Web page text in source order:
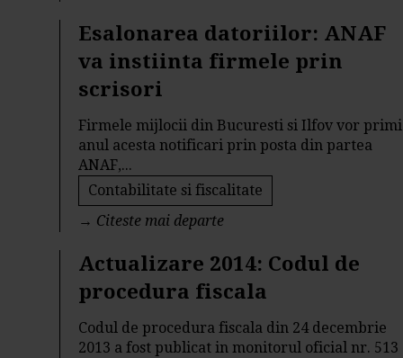
Esalonarea datoriilor: ANAF
va instiinta firmele prin
scrisori
Firmele mijlocii din Bucuresti si Ilfov vor primi
anul acesta notificari prin posta din partea
ANAF,...
Contabilitate si fiscalitate
→ Citeste mai departe
Actualizare 2014: Codul de
procedura fiscala
Codul de procedura fiscala din 24 decembrie
2013 a fost publicat in monitorul oficial nr. 513